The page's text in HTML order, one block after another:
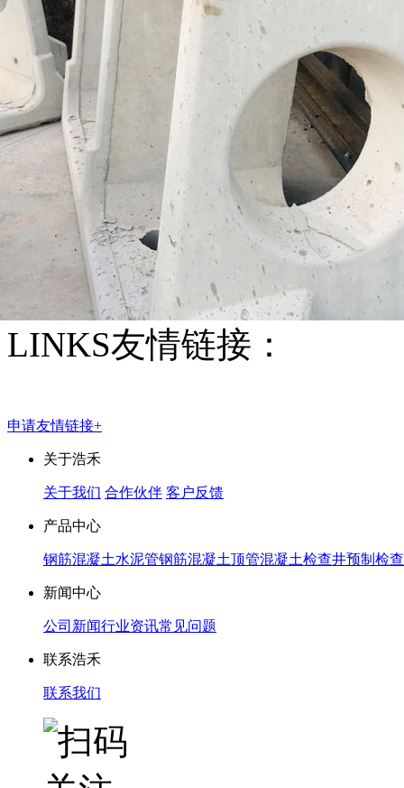
LINKS友情链接：
申请友情链接+
关于浩禾
关于我们 合作伙伴 客户反馈
产品中心
钢筋混凝土水泥管钢筋混凝土顶管混凝土检查井预制检
新闻中心
公司新闻行业资讯常见问题
联系浩禾
联系我们